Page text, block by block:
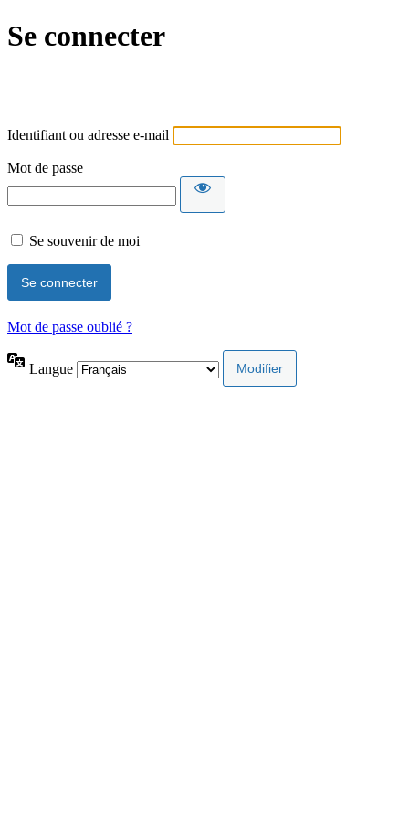
Se connecter
Identifiant ou adresse e-mail
Mot de passe
Se souvenir de moi
Mot de passe oublié ?
Langue